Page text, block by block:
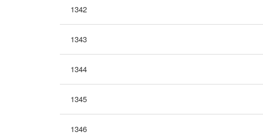
1342
1343
1344
1345
1346